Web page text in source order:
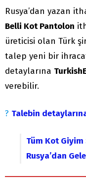
Rusya’dan yazan
Belli Kot Pantolon
üreticisi olan Türk
talep yeni bir
detaylarına
verebilir.
? Talebin
Tüm Kot
Rusya’dan